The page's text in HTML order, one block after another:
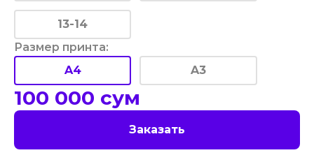
13-14
Размер принта:
A4
A3
100 000 сум
Заказать